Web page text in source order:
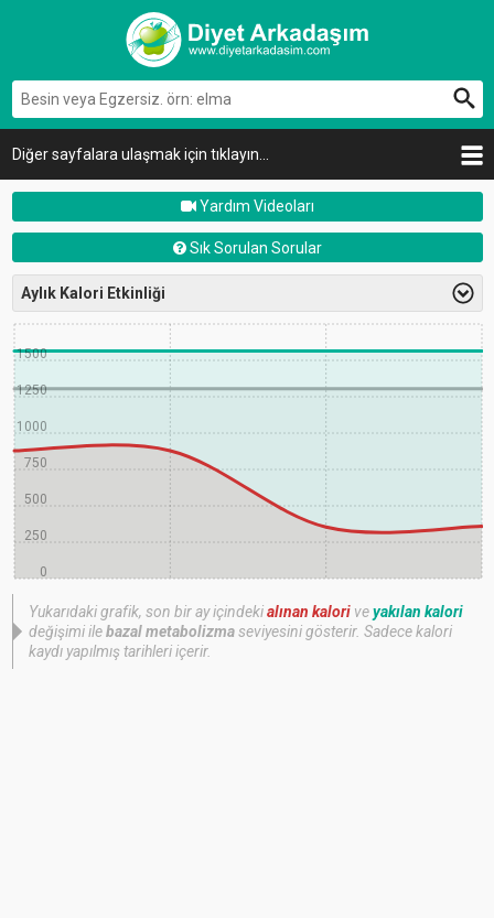
Diğer sayfalara ulaşmak için tıklayın...
Yardım Videoları
Sık Sorulan Sorular
Aylık Kalori Etkinliği
0
250
500
750
1000
1250
1500
Yukarıdaki grafik, son bir ay içindekialınan kaloriveyakılan kalori
değişimi ilebazal metabolizmaseviyesini gösterir. Sadece kalori
kaydı yapılmış tarihleri içerir.